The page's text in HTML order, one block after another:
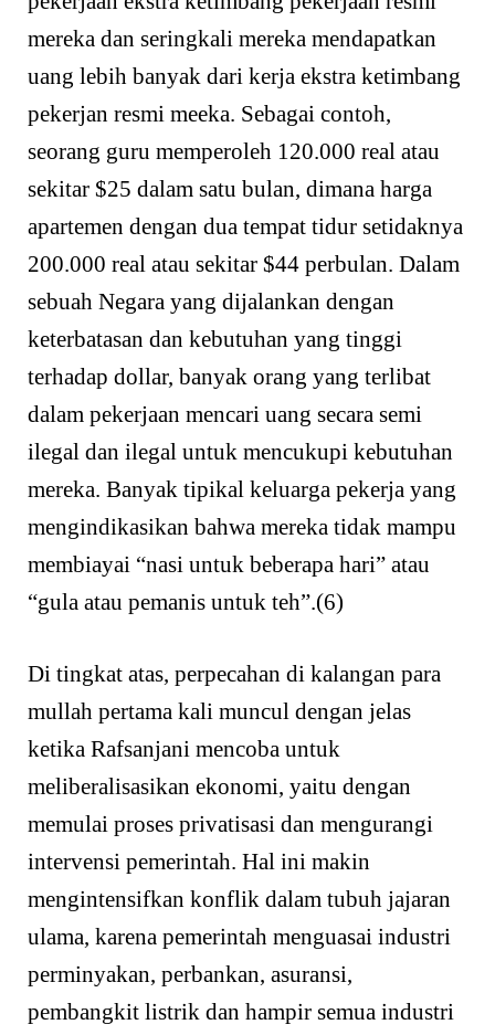
mereka dan seringkali mereka mendapatkan
uang lebih banyak dari kerja ekstra ketimbang
pekerjan resmi meeka. Sebagai contoh,
seorang guru memperoleh 120.000 real atau
sekitar $25 dalam satu bulan, dimana harga
apartemen dengan dua tempat tidur setidaknya
200.000 real atau sekitar $44 perbulan. Dalam
sebuah Negara yang dijalankan dengan
keterbatasan dan kebutuhan yang tinggi
terhadap dollar, banyak orang yang terlibat
dalam pekerjaan mencari uang secara semi
ilegal dan ilegal untuk mencukupi kebutuhan
mereka. Banyak tipikal keluarga pekerja yang
mengindikasikan bahwa mereka tidak mampu
membiayai “nasi untuk beberapa hari” atau
“gula atau pemanis untuk teh”.(6)
Di tingkat atas, perpecahan di kalangan para
mullah pertama kali muncul dengan jelas
ketika Rafsanjani mencoba untuk
meliberalisasikan ekonomi, yaitu dengan
memulai proses privatisasi dan mengurangi
intervensi pemerintah. Hal ini makin
mengintensifkan konflik dalam tubuh jajaran
ulama, karena pemerintah menguasai industri
perminyakan, perbankan, asuransi,
pembangkit listrik dan hampir semua industri